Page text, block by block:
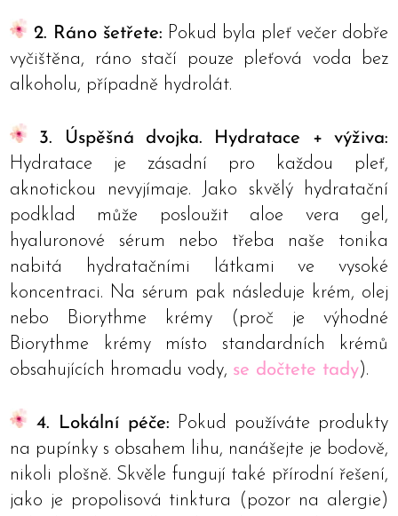
2. Ráno šetřete: Pokud byla pleť večer dobře
vyčištěna, ráno stačí pouze pleťová voda bez
alkoholu, případně hydrolát.
3. Úspěšná dvojka. Hydratace + výživa:
Hydratace je zásadní pro každou pleť,
aknotickou nevyjímaje. Jako skvělý hydratační
podklad může posloužit aloe vera gel,
hyaluronové sérum nebo třeba naše tonika
nabitá hydratačními látkami ve vysoké
koncentraci. Na sérum pak následuje krém, olej
nebo Biorythme krémy (proč je výhodné
Biorythme krémy místo standardních krémů
obsahujících hromadu vody, se dočtete tady).
4. Lokální péče: Pokud používáte produkty
na pupínky s obsahem lihu, nanášejte je bodově,
nikoli plošně. Skvěle fungují také přírodní řešení,
jako je propolisová tinktura (pozor na alergie)